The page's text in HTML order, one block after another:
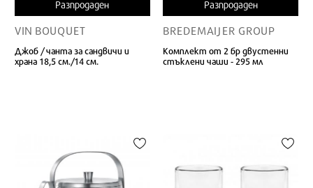
Разпродаден
VIN BOUQUET
Джоб / чанта за сандвичи и
храна 18,5 см./14 см.
Разпродаден
BREDEMAIJER GROUP
Комплект от 2 бр двустенни
стъклени чаши - 295 мл